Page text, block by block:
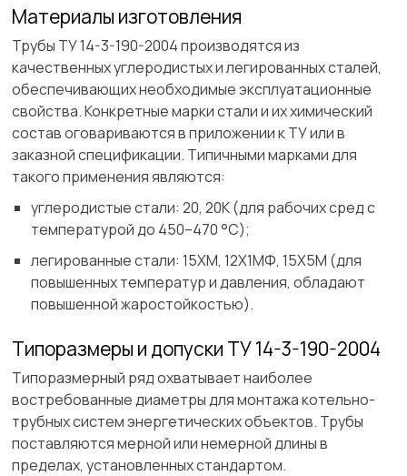
Материалы изготовления
Трубы ТУ 14-3-190-2004 производятся из
качественных углеродистых и легированных сталей,
обеспечивающих необходимые эксплуатационные
свойства. Конкретные марки стали и их химический
состав оговариваются в приложении к ТУ или в
заказной спецификации. Типичными марками для
такого применения являются:
углеродистые стали: 20, 20К (для рабочих сред с
температурой до 450–470 °C);
легированные стали: 15ХМ, 12Х1МФ, 15Х5М (для
повышенных температур и давления, обладают
повышенной жаростойкостью).
Типоразмеры и допуски ТУ 14-3-190-2004
Типоразмерный ряд охватывает наиболее
востребованные диаметры для монтажа котельно-
трубных систем энергетических объектов. Трубы
поставляются мерной или немерной длины в
пределах, установленных стандартом.